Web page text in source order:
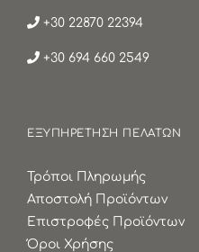
+30 22870 22394
+30 694 660 2549
ΕΞΥΠΗΡΕΤΗΣΗ ΠΕΛΑΤΩΝ
Τρόποι Πληρωμής
Αποστολή Προϊόντων
Επιστροφές Προϊόντων
Όροι Χρήσης